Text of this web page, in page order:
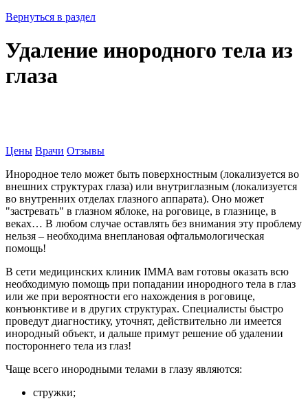
Вернуться в раздел
Удаление инородного тела из
глаза
Цены Врачи Отзывы
Инородное тело может быть поверхностным (локализуется во
внешних структурах глаза) или внутриглазным (локализуется
во внутренних отделах глазного аппарата). Оно может
"застревать" в глазном яблоке, на роговице, в глазнице, в
веках… В любом случае оставлять без внимания эту проблему
нельзя – необходима внеплановая офтальмологическая
помощь!
В сети медицинских клиник IMMA вам готовы оказать всю
необходимую помощь при попадании инородного тела в глаз
или же при вероятности его нахождения в роговице,
конъюнктиве и в других структурах. Специалисты быстро
проведут диагностику, уточнят, действительно ли имеется
инородный объект, и дальше примут решение об удалении
постороннего тела из глаз!
Чаще всего инородными телами в глазу являются:
стружки;